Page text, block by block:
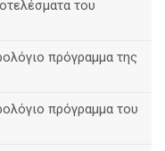
του
πρόγραμμα της
πρόγραμμα του